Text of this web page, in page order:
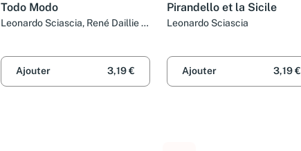
Todo Modo
Leonardo Sciascia, René Daillie et
Ajouter 3,19 €
Pirandello et la Sicile
Leonardo Sciascia
Ajouter 3,19 €